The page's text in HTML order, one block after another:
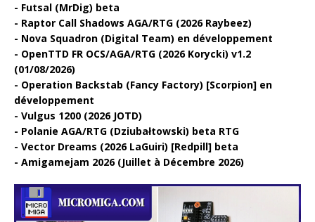
Futsal (MrDig) beta
Raptor Call Shadows AGA/RTG (2026 Raybeez)
Nova Squadron (Digital Team) en développement
OpenTTD FR OCS/AGA/RTG (2026 Korycki) v1.2
(01/08/2026)
Operation Backstab (Fancy Factory) [Scorpion] en
développement
Vulgus 1200 (2026 JOTD)
Polanie AGA/RTG (Dziubałtowski) beta RTG
Vector Dreams (2026 LaGuiri) [Redpill] beta
Amigamejam 2026 (Juillet à Décembre 2026)